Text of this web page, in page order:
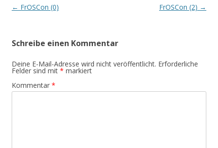
Beitrags-
← FrOSCon (0) FrOSCon (2) →
Schreibe einen Kommentar
Deine E-Mail-Adresse wird nicht veröffentlicht. Erforderliche
Felder sind mit * markiert
Kommentar *